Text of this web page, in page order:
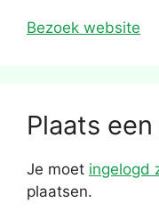
Bezoek website
Plaats
Je moet ingelogd
plaatsen.